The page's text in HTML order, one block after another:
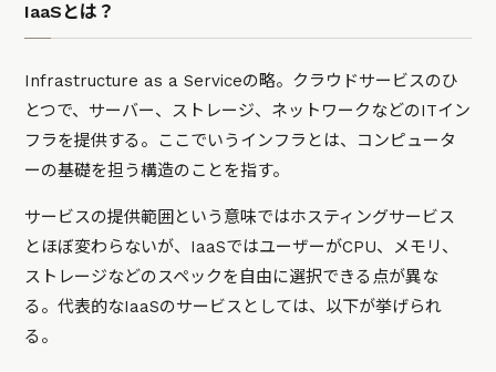
IaaSとは？
Infrastructure as a Serviceの略。クラウドサービスのひ
とつで、サーバー、ストレージ、ネットワークなどのITイン
フラを提供する。ここでいうインフラとは、コンピュータ
ーの基礎を担う構造のことを指す。
サービスの提供範囲という意味ではホスティングサービス
とほぼ変わらないが、IaaSではユーザーがCPU、メモリ、
ストレージなどのスペックを自由に選択できる点が異な
る。代表的なIaaSのサービスとしては、以下が挙げられ
る。